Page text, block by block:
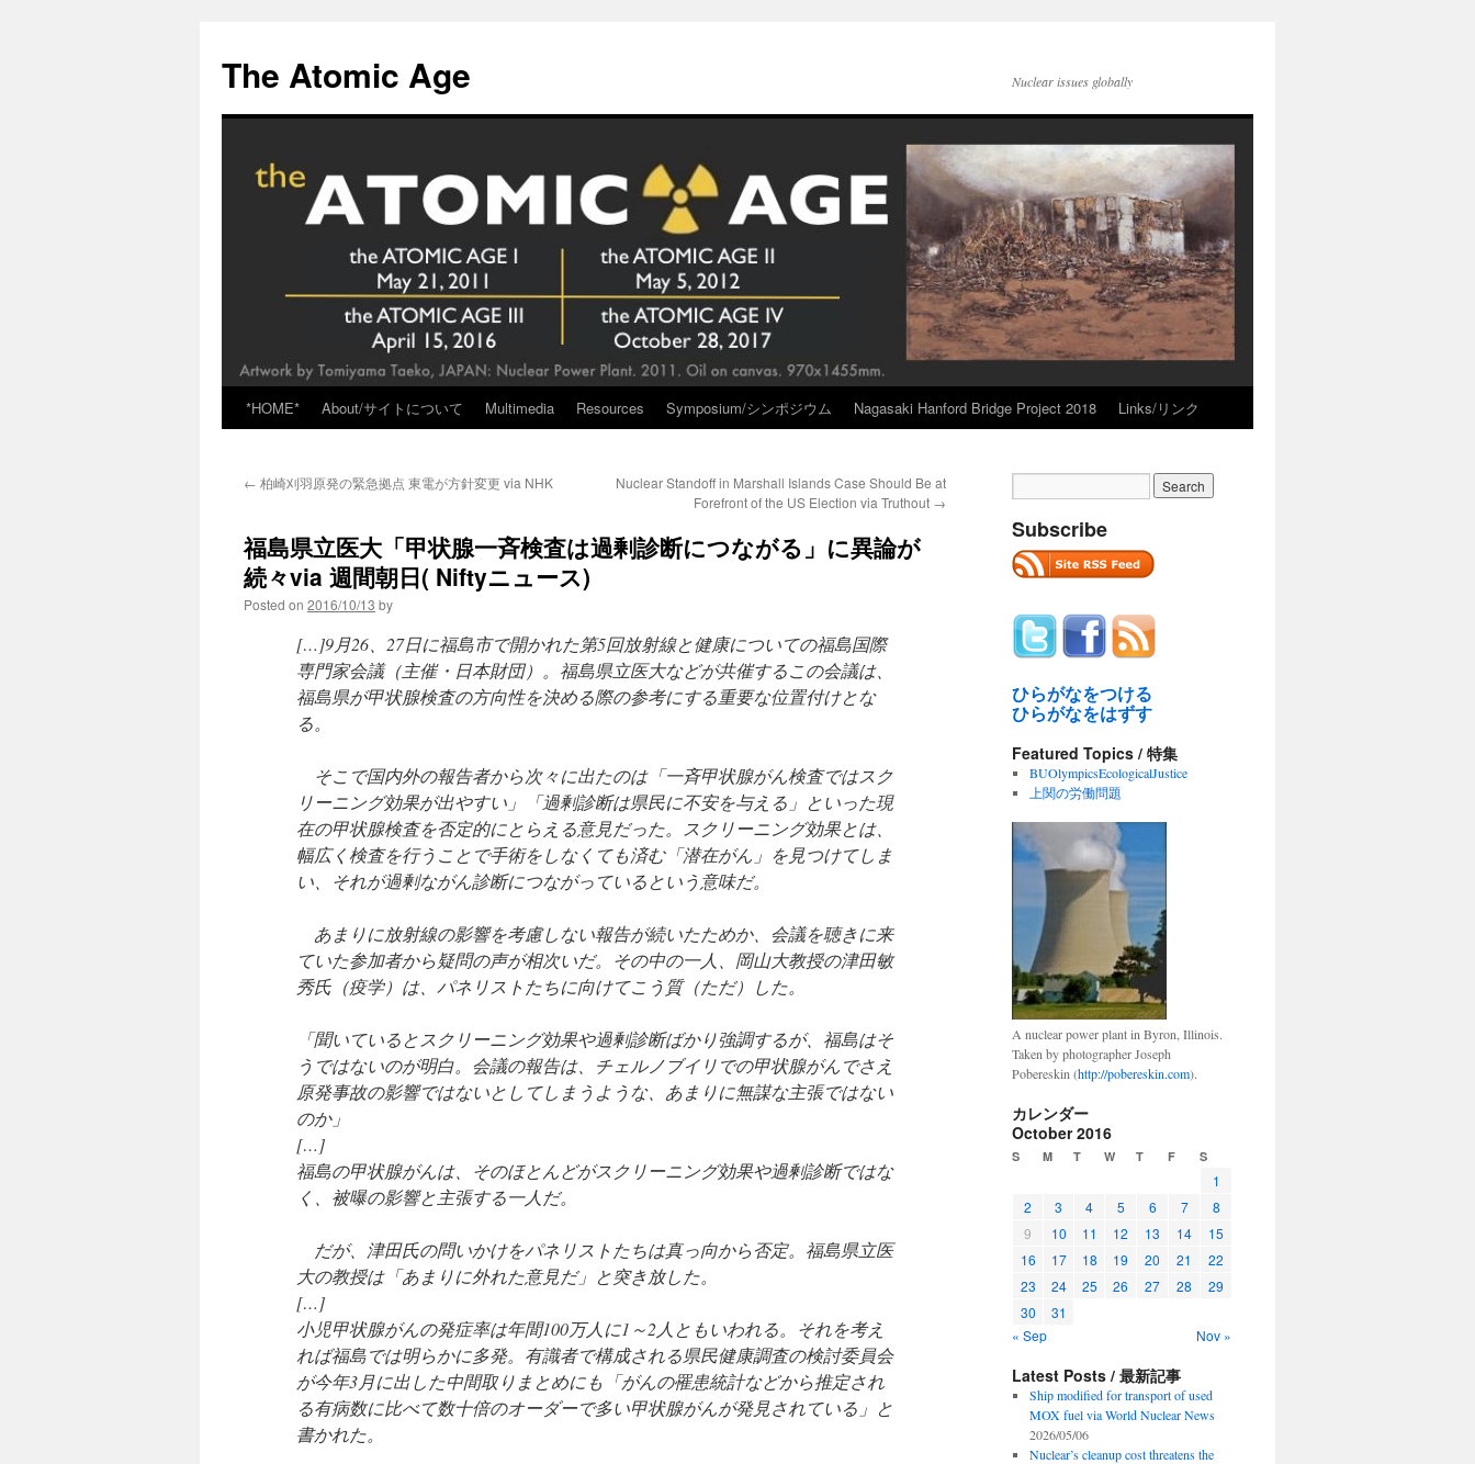
content
The Atomic Age Nuclear issues globally
*HOME* About/サイトについて Multimedia Resources Symposium/シンポジウム Nagasaki Hanford Bridge Project 2018 Links/リンク
← 柏崎刈羽原発の緊急拠点 東電が方針変更 via NHK
Nuclear Standoff in Marshall Islands Case Should Be at
Forefront of the US Election via Truthout →
福島県立医大「甲状腺一斉検査は過剰診断につながる」に異論が
続々via 週間朝日( Niftyニュース)
Posted on 2016/10/13 by
[…]9月26、27日に福島市で開かれた第5回放射線と健康についての福島国際
専門家会議（主催・日本財団）。福島県立医大などが共催するこの会議は、
福島県が甲状腺検査の方向性を決める際の参考にする重要な位置付けとな
る。
そこで国内外の報告者から次々に出たのは「一斉甲状腺がん検査ではスク
リーニング効果が出やすい」「過剰診断は県民に不安を与える」といった現
在の甲状腺検査を否定的にとらえる意見だった。スクリーニング効果とは、
幅広く検査を行うことで手術をしなくても済む「潜在がん」を見つけてしま
い、それが過剰ながん診断につながっているという意味だ。
あまりに放射線の影響を考慮しない報告が続いたためか、会議を聴きに来
ていた参加者から疑問の声が相次いだ。その中の一人、岡山大教授の津田敏
秀氏（疫学）は、パネリストたちに向けてこう質（ただ）した。
「聞いているとスクリーニング効果や過剰診断ばかり強調するが、福島はそ
うではないのが明白。会議の報告は、チェルノブイリでの甲状腺がんでさえ
原発事故の影響ではないとしてしまうような、あまりに無謀な主張ではない
のか」
[…]
福島の甲状腺がんは、そのほとんどがスクリーニング効果や過剰診断ではな
く、被曝の影響と主張する一人だ。
だが、津田氏の問いかけをパネリストたちは真っ向から否定。福島県立医
大の教授は「あまりに外れた意見だ」と突き放した。
[…]
小児甲状腺がんの発症率は年間100万人に1～2人ともいわれる。それを考え
れば福島では明らかに多発。有識者で構成される県民健康調査の検討委員会
が今年3月に出した中間取りまとめにも「がんの罹患統計などから推定され
る有病数に比べて数十倍のオーダーで多い甲状腺がんが発見されている」と
書かれた。
Subscribe
ひらがなをつける
ひらがなをはずす
Featured Topics / 特集
BUOlympicsEcologicalJustice
上関の労働問題
A nuclear power plant in Byron, Illinois.
Taken by photographer Joseph
Pobereskin (http://pobereskin.com).
カレンダー
October 2016
S M T W T F S
1
2
3 4 5 6 7
8
9
10 11 12 13 14
15
16
17 18 19 20 21
22
23
24 25 26 27 28
29
30
31
« Sep
Nov »
Latest Posts / 最新記事
Ship modified for transport of used
MOX fuel via World Nuclear News
2026/05/06
Nuclear’s cleanup cost threatens the